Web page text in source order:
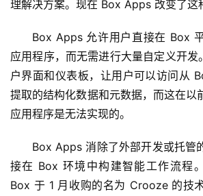
理解决方案。现在 Box Apps 改变了这
Box Apps 允许用户直接在 Box
应用程序，而无需进行大量自定义开
户界面和仪表板，让用户可以访问从
提取的结构化数据和元数据，而这在以
应用程序是无法实现的。
Box Apps 消除了外部开发或托管
接在 Box 环境中构建智能工作流程
Box 于 1 月收购的名为 Crooze 的技